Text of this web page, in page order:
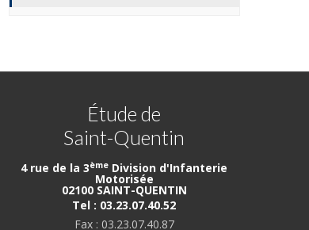
Étude de
Saint-Quentin
4 rue de la 3ème Division d'Infanterie
Motorisée
02100 SAINT-QUENTIN
Tel : 03.23.07.40.52
Fax : 03.23.07.40.87